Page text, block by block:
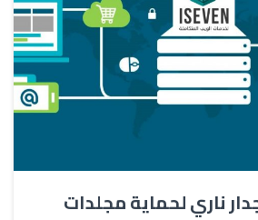
ناري لحماية مجلدات